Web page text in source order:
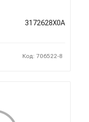
3172628X0A
Код: 706522-8